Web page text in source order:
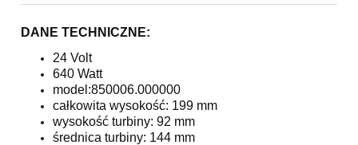
DANE TECHNICZNE:
24 Volt
640 Watt
model:850006.000000
całkowita wysokość: 199 mm
wysokość turbiny: 92 mm
średnica turbiny: 144 mm